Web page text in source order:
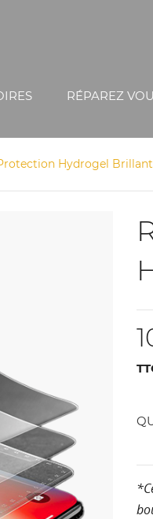
RÉPAREZ
Hydrogel